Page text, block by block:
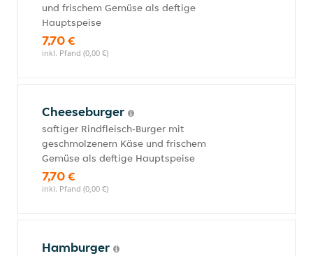
und frischem Gemüse als deftige
Hauptspeise
7,70 €
inkl. Pfand (0,00 €)
Cheeseburger
saftiger Rindfleisch‑Burger mit
geschmolzenem Käse und frischem
Gemüse als deftige Hauptspeise
7,70 €
inkl. Pfand (0,00 €)
Hamburger